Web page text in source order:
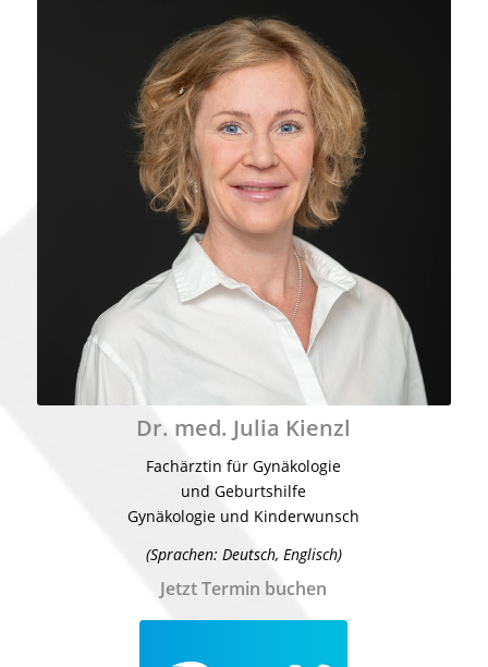
Dr. med. Julia Kienzl
Fachärztin für Gynäkologie
und Geburtshilfe
Gynäkologie und Kinderwunsch
(Sprachen: Deutsch, Englisch)
Jetzt Termin buchen